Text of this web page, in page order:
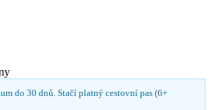
do 30 dnů. Stačí platný cestovní pas (6+